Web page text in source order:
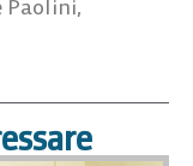
Paolini,